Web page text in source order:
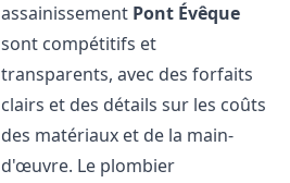
assainissement Pont Évêque
sont compétitifs et
transparents, avec des forfaits
clairs et des détails sur les coûts
des matériaux et de la main-
d'œuvre. Le plombier